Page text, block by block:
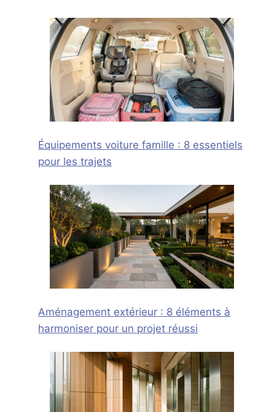
Équipements voiture famille : 8 essentiels
pour les trajets
Aménagement extérieur : 8 éléments à
harmoniser pour un projet réussi